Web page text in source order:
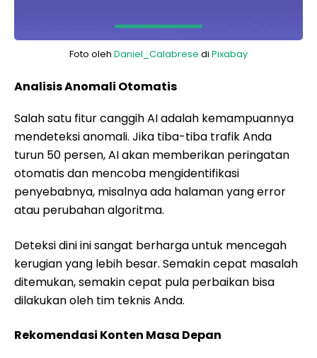
Foto oleh Daniel_Calabrese di Pixabay
Analisis Anomali Otomatis
Salah satu fitur canggih AI adalah kemampuannya
mendeteksi anomali. Jika tiba-tiba trafik Anda
turun 50 persen, AI akan memberikan peringatan
otomatis dan mencoba mengidentifikasi
penyebabnya, misalnya ada halaman yang error
atau perubahan algoritma.
Deteksi dini ini sangat berharga untuk mencegah
kerugian yang lebih besar. Semakin cepat masalah
ditemukan, semakin cepat pula perbaikan bisa
dilakukan oleh tim teknis Anda.
Rekomendasi Konten Masa Depan